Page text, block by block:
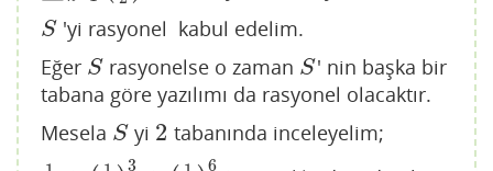
S
S 'yi rasyonel kabul edelim.
Eğer S
S rasyonelse o zaman S
S ' nin başka bir
tabana göre yazılımı da rasyonel olacaktır.
Mesela S
S yi 2
2 tabanında inceleyelim;
3 6